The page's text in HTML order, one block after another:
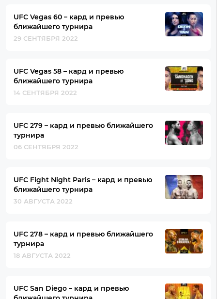
UFC Vegas 60 – кард и превью
ближайшего турнира
29 СЕНТЯБРЯ 2022
UFC Vegas 58 – кард и превью
ближайшего турнира
14 СЕНТЯБРЯ 2022
UFC 279 – кард и превью ближайшего
турнира
06 СЕНТЯБРЯ 2022
UFC Fight Night Paris – кард и превью
ближайшего турнира
30 АВГУСТА 2022
UFC 278 – кард и превью ближайшего
турнира
18 АВГУСТА 2022
UFC San Diego – кард и превью